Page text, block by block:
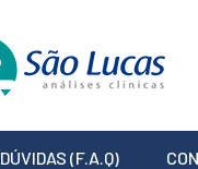
DÚVIDAS (F.A.Q)